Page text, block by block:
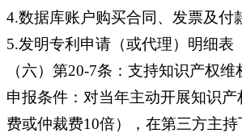
4.数据库账户购买合同、发票及付
5.发明专利申请（或代理）明细表
（六）第20-7条：支持知识产权维
申报条件：对当年主动开展知识
费或仲裁费10倍），在第三方主